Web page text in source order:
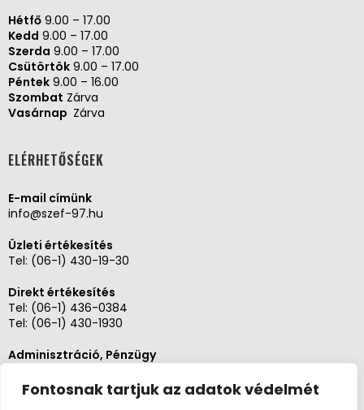
Fontosnak tartjuk az adatok védelmét
Hétfő 9.00 – 17.00
Kedd 9.00 – 17.00
Szerda 9.00 – 17.00
Csütörtök 9.00 – 17.00
Péntek 9.00 – 16.00
Szombat Zárva
Vasárnap Zárva
ELÉRHETŐSÉGEK
E-mail címünk
info@szef-97.hu
Üzleti értékesítés
Tel: (06-1) 430-19-30
Direkt értékesítés
Tel: (06-1) 436-0384
Tel: (06-1) 430-1930
Adminisztráció, Pénzügy
Szerviz és karbantartás